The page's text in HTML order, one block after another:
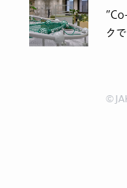
クで
©